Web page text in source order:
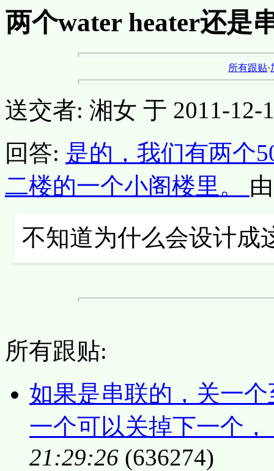
两个water heater还是
所有跟贴·
送交者: 湘女 于 2011-12-
回答: 是的，我们有两个
二楼的一个小阁楼里。
不知道为什么会设计成
所有跟贴:
如果是串联的，关一
一个可以关掉下一个，
21:29:26 (636274)